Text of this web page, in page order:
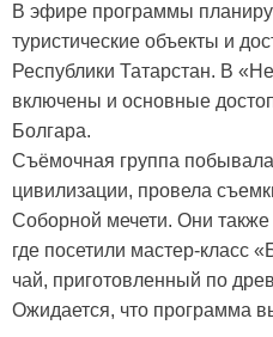
В эфире программы
туристические объекты и
Республики Татарстан. В
включены и основные
Болгара.
Съёмочная группа
цивилизации, провела
Соборной мечети. Они
где посетили мастер-класс
чай, приготовленный по
Ожидается, что программа